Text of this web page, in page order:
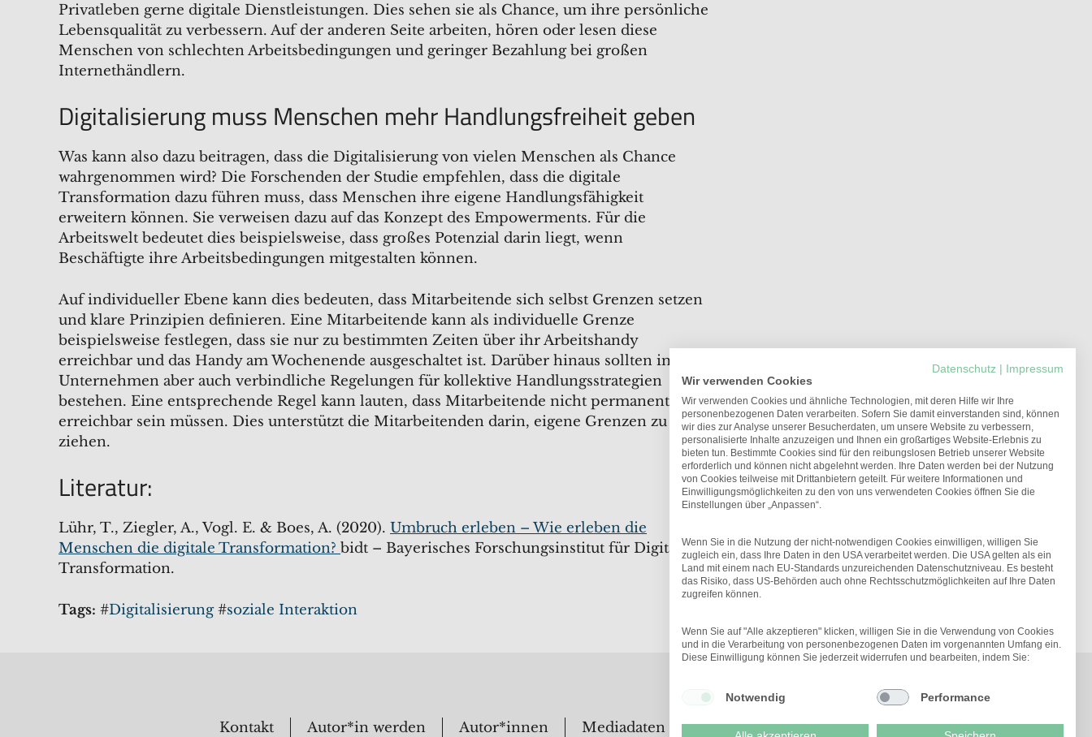
Privatleben gerne digitale Dienstleistungen. Dies sehen sie als Chance, um ihre persönliche
Lebensqualität zu verbessern. Auf der anderen Seite arbeiten, hören oder lesen diese
Menschen von schlechten Arbeitsbedingungen und geringer Bezahlung bei großen
Internethändlern.
Digitalisierung muss Menschen mehr Handlungsfreiheit geben
Was kann also dazu beitragen, dass die Digitalisierung von vielen Menschen als Chance
wahrgenommen wird? Die Forschenden der Studie empfehlen, dass die digitale
Transformation dazu führen muss, dass Menschen ihre eigene Handlungsfähigkeit
erweitern können. Sie verweisen dazu auf das Konzept des Empowerments. Für die
Arbeitswelt bedeutet dies beispielsweise, dass großes Potenzial darin liegt, wenn
Beschäftigte ihre Arbeitsbedingungen mitgestalten können.
Auf individueller Ebene kann dies bedeuten, dass Mitarbeitende sich selbst Grenzen setzen
und klare Prinzipien definieren. Eine Mitarbeitende kann als individuelle Grenze
beispielsweise festlegen, dass sie nur zu bestimmten Zeiten über ihr Arbeitshandy
erreichbar und das Handy am Wochenende ausgeschaltet ist. Darüber hinaus sollten im
Unternehmen aber auch verbindliche Regelungen für kollektive Handlungsstrategien
bestehen. Eine entsprechende Regel kann lauten, dass Mitarbeitende nicht permanent
erreichbar sein müssen. Dies unterstützt die Mitarbeitenden darin, eigene Grenzen zu
ziehen.
Literatur:
Lühr, T., Ziegler, A., Vogl. E. & Boes, A. (2020). Umbruch erleben – Wie erleben die
Menschen die digitale Transformation? bidt – Bayerisches Forschungsinstitut für Digitale
Transformation.
Tags: #Digitalisierung#soziale Interaktion
Kontakt Autor*in werden Autor*innen Mediadaten Über uns Newsletter
Datenschutz
Impressum
Wir verwenden Cookies
Wir verwenden Cookies und ähnliche Technologien, mit deren Hilfe wir Ihre
personenbezogenen Daten verarbeiten. Sofern Sie damit einverstanden sind, können
wir dies zur Analyse unserer Besucherdaten, um unsere Website zu verbessern,
personalisierte Inhalte anzuzeigen und Ihnen ein großartiges Website-Erlebnis zu
bieten tun. Bestimmte Cookies sind für den reibungslosen Betrieb unserer Website
erforderlich und können nicht abgelehnt werden. Ihre Daten werden bei der Nutzung
von Cookies teilweise mit Drittanbietern geteilt. Für weitere Informationen und
Einwilligungsmöglichkeiten zu den von uns verwendeten Cookies öffnen Sie die
Einstellungen über „Anpassen“.
Wenn Sie in die Nutzung der nicht-notwendigen Cookies einwilligen, willigen Sie
zugleich ein, dass Ihre Daten in den USA verarbeitet werden. Die USA gelten als ein
Land mit einem nach EU-Standards unzureichenden Datenschutzniveau. Es besteht
das Risiko, dass US-Behörden auch ohne Rechtsschutzmöglichkeiten auf Ihre Daten
zugreifen können.
Wenn Sie auf "Alle akzeptieren" klicken, willigen Sie in die Verwendung von Cookies
und in die Verarbeitung von personenbezogenen Daten im vorgenannten Umfang ein.
Diese Einwilligung können Sie jederzeit widerrufen und bearbeiten, indem Sie:
Notwendig Performance